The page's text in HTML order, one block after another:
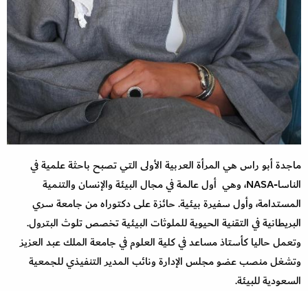
ماجدة أبو راس هي المرأة العربية الأولى التي تصبح باحثة علمية في
الناسا-NASA، وهي أول عالمة في مجال البيئة والإنسان والتنمية
المستدامة، وأول سفيرة بيئية. حائزة على دكتوراه من جامعة سري
البريطانية في التقنية الحيوية للملوثات البيئية تخصص تلوث البترول.
وتعمل حاليا كأستاذ مساعد في كلية العلوم في جامعة الملك عبد العزيز
وتشغل منصب عضو مجلس الإدارة ونائب المدير التنفيذي للجمعية
السعودية للبيئة.